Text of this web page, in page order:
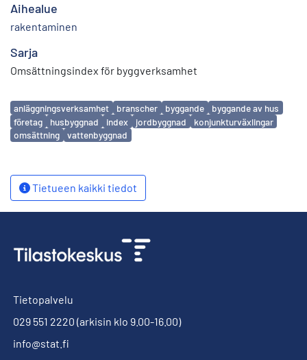
Aihealue
rakentaminen
Sarja
Omsättningsindex för byggverksamhet
Avainsanat
anläggningsverksamhet branscher byggande
byggande av hus
företag
husbyggnad index jordbyggnad
konjunkturväxlingar
omsättning
vattenbyggnad
Tietueen kaikki tiedot
Tietopalvelu
029 551 2220 (arkisin klo 9.00-16.00)
info@stat.fi